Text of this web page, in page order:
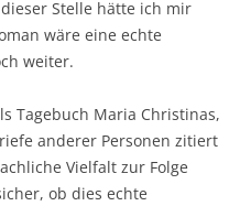
Stelle hätte ich mir
wäre eine echte
weiter.
Tagebuch Maria Christinas,
anderer Personen zitiert
Vielfalt zur Folge
ob dies echte